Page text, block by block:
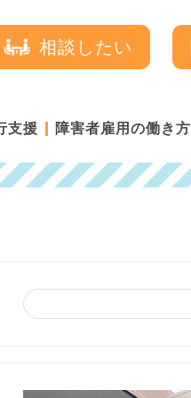
相談したい
支援 障害者雇用の働き方